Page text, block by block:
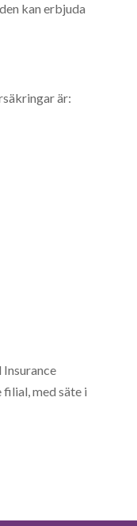
kan erbjuda
är:
filial, med säte i